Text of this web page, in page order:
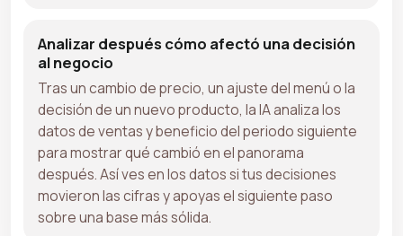
Analizar después cómo afectó una decisión
al negocio
Tras un cambio de precio, un ajuste del menú o la
decisión de un nuevo producto, la IA analiza los
datos de ventas y beneficio del periodo siguiente
para mostrar qué cambió en el panorama
después. Así ves en los datos si tus decisiones
movieron las cifras y apoyas el siguiente paso
sobre una base más sólida.